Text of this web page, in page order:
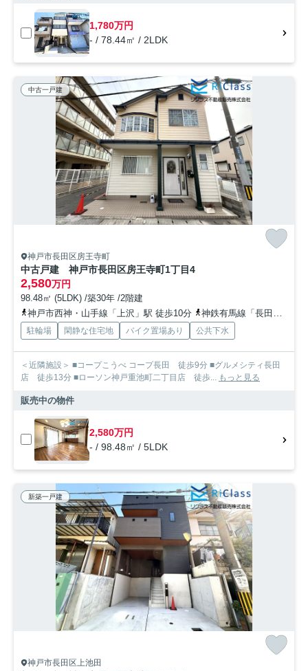
1,780万円
- / 78.44㎡ / 2LDK
中古一戸建
神戸市長田区房王寺町
中古戸建 神戸市長田区房王寺町1丁目4
2,580万円
98.48㎡ (5LDK) /築30年 /2階建
神戸市西神・山手線「上沢」駅 徒歩10分
神鉄有馬線「長田」駅 徒歩11分
駐輪場 閑静な住宅地 バイク置場あり 公共下水
＜近隣施設＞ ■コープこうべ コープ長田 徒歩9分 ■グルメシティ長田
店 徒歩13分 ■ローソン神戸重池町二丁目店 徒歩...
もっと見る
販売中の物件
2,580万円
- / 98.48㎡ / 5LDK
新築一戸建
神戸市長田区上池田